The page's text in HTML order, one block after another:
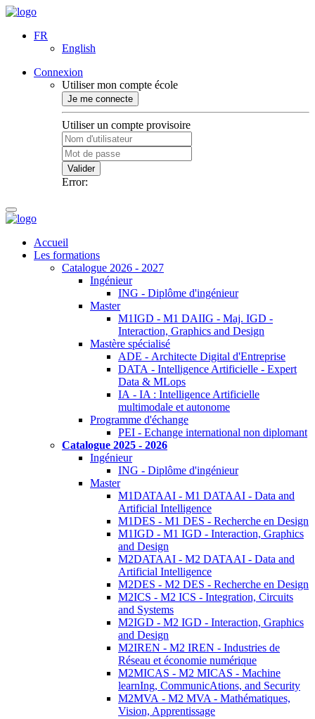
FR
English
Connexion
Utiliser mon compte école
Je me connecte
Utiliser un compte provisoire
Valider
Error:
Accueil
Les formations
Catalogue 2026 - 2027
Ingénieur
ING - Diplôme d'ingénieur
Master
M1IGD - M1 DAIIG - Maj. IGD -
Interaction, Graphics and Design
Mastère spécialisé
ADE - Architecte Digital d'Entreprise
DATA - Intelligence Artificielle - Expert
Data & MLops
IA - IA : Intelligence Artificielle
multimodale et autonome
Programme d'échange
PEI - Echange international non diplomant
Catalogue 2025 - 2026
Ingénieur
ING - Diplôme d'ingénieur
Master
M1DATAAI - M1 DATAAI - Data and
Artificial Intelligence
M1DES - M1 DES - Recherche en Design
M1IGD - M1 IGD - Interaction, Graphics
and Design
M2DATAAI - M2 DATAAI - Data and
Artificial Intelligence
M2DES - M2 DES - Recherche en Design
M2ICS - M2 ICS - Integration, Circuits
and Systems
M2IGD - M2 IGD - Interaction, Graphics
and Design
M2IREN - M2 IREN - Industries de
Réseau et économie numérique
M2MICAS - M2 MICAS - Machine
learnIng, CommunicAtions, and Security
M2MVA - M2 MVA - Mathématiques,
Vision, Apprentissage